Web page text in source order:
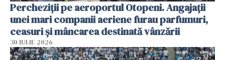
Percheziții pe aeroportul Otopeni. Angajații
unei mari companii aeriene furau parfumuri,
ceasuri și mâncarea destinată vânzării
30 IULIE 2026